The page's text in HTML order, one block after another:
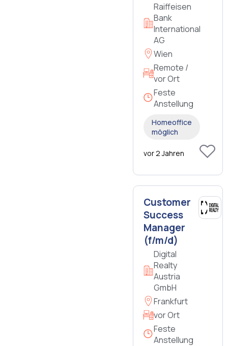
Raiffeisen
Bank
International
AG
Wien
Remote /
vor Ort
Feste
Anstellung
Homeoffice
möglich
vor 2 Jahren
Customer
Success
Manager
(f/m/d)
Digital
Realty
Austria
GmbH
Frankfurt
vor Ort
Feste
Anstellung